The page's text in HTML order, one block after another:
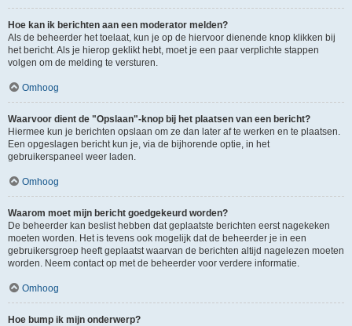
Hoe kan ik berichten aan een moderator melden?
Als de beheerder het toelaat, kun je op de hiervoor dienende knop klikken bij
het bericht. Als je hierop geklikt hebt, moet je een paar verplichte stappen
volgen om de melding te versturen.
Omhoog
Waarvoor dient de "Opslaan"-knop bij het plaatsen van een bericht?
Hiermee kun je berichten opslaan om ze dan later af te werken en te plaatsen.
Een opgeslagen bericht kun je, via de bijhorende optie, in het
gebruikerspaneel weer laden.
Omhoog
Waarom moet mijn bericht goedgekeurd worden?
De beheerder kan beslist hebben dat geplaatste berichten eerst nagekeken
moeten worden. Het is tevens ook mogelijk dat de beheerder je in een
gebruikersgroep heeft geplaatst waarvan de berichten altijd nagelezen moeten
worden. Neem contact op met de beheerder voor verdere informatie.
Omhoog
Hoe bump ik mijn onderwerp?